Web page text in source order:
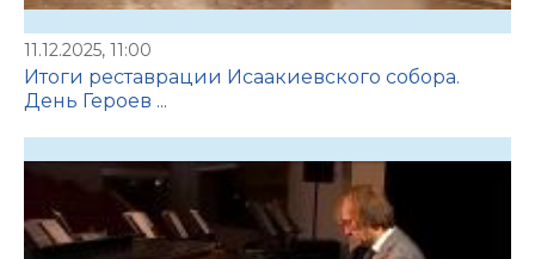
11.12.2025, 11:00
Итоги реставрации Исаакиевского собора.
День Героев ...